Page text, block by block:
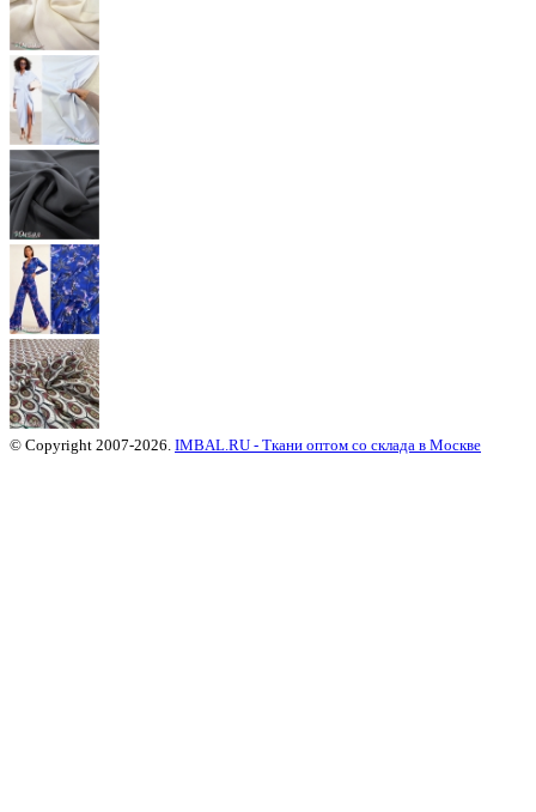
© Copyright 2007-2026. IMBAL.RU - Ткани оптом со склада в Москве